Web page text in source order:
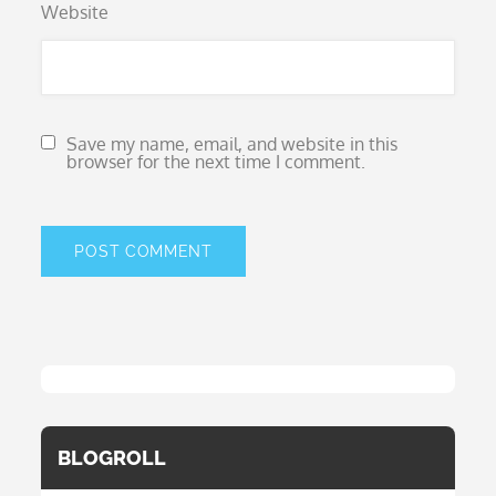
Website
Save my name, email, and website in this
browser for the next time I comment.
BLOGROLL